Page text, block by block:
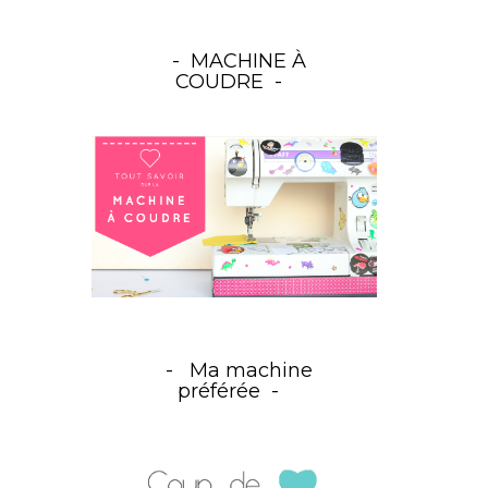
MACHINE À
COUDRE
Ma machine
préférée